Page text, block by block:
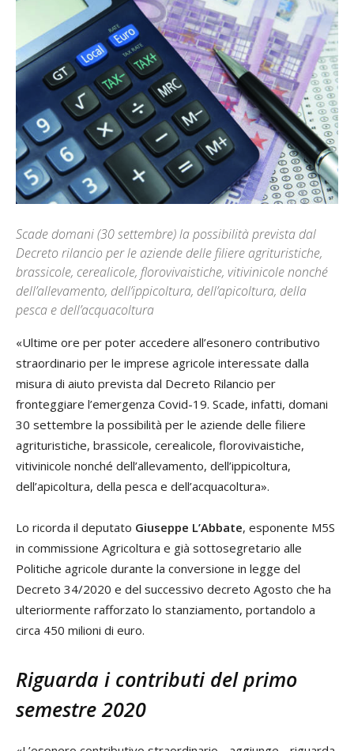
Scade domani (30 settembre) la possibilità prevista dal
Decreto rilancio per le aziende delle filiere agrituristiche,
brassicole, cerealicole, florovivaistiche, vitivinicole nonché
dell’allevamento, dell’ippicoltura, dell’apicoltura, della
pesca e dell’acquacoltura
«Ultime ore per poter accedere all’esonero contributivo
straordinario per le imprese agricole interessate dalla
misura di aiuto prevista dal Decreto Rilancio per
fronteggiare l’emergenza Covid-19. Scade, infatti, domani
30 settembre la possibilità per le aziende delle filiere
agrituristiche, brassicole, cerealicole, florovivaistiche,
vitivinicole nonché dell’allevamento, dell’ippicoltura,
dell’apicoltura, della pesca e dell’acquacoltura».
Lo ricorda il deputato Giuseppe L’Abbate, esponente M5S
in commissione Agricoltura e già sottosegretario alle
Politiche agricole durante la conversione in legge del
Decreto 34/2020 e del successivo decreto Agosto che ha
ulteriormente rafforzato lo stanziamento, portandolo a
circa 450 milioni di euro.
Riguarda i contributi del primo
semestre 2020